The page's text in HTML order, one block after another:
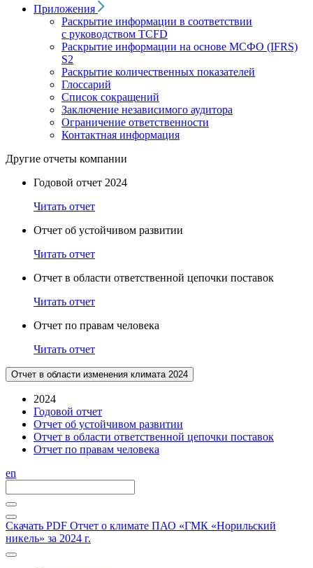
Приложения
Раскрытие информации в соответствии
с руководством TCFD
Раскрытие информации на основе МСФО (IFRS)
S2
Раскрытие количественных показателей
Глоссарий
Список сокращений
Заключение независимого аудитора
Ограничение ответственности
Контактная информация
Другие отчеты компании
Годовой отчет 2024
Читать отчет
Отчет об устойчивом развитии
Читать отчет
Отчет в области ответственной цепочки поставок
Читать отчет
Отчет по правам человека
Читать отчет
Отчет в области изменения климата 2024
2024
Годовой отчет
Отчет об устойчивом развитии
Отчет в области ответственной цепочки поставок
Отчет по правам человека
en
Скачать PDF Отчет о климате ПАО «ГМК «Норильский
никель» за 2024 г.